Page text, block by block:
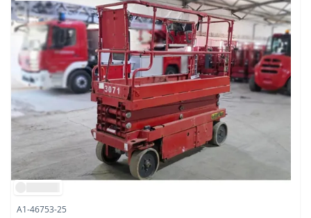
A1-46753-25